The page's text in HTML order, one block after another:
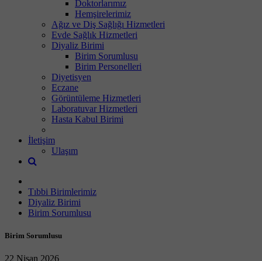
Doktorlarımız
Hemşirelerimiz
Ağız ve Diş Sağlığı Hizmetleri
Evde Sağlık Hizmetleri
Diyaliz Birimi
Birim Sorumlusu
Birim Personelleri
Diyetisyen
Eczane
Görüntüleme Hizmetleri
Laboratuvar Hizmetleri
Hasta Kabul Birimi
İletişim
Ulaşım
Tıbbi Birimlerimiz
Diyaliz Birimi
Birim Sorumlusu
Birim Sorumlusu
22 Nisan 2026